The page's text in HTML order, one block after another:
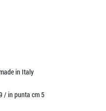
in Italy
/ in punta cm 5